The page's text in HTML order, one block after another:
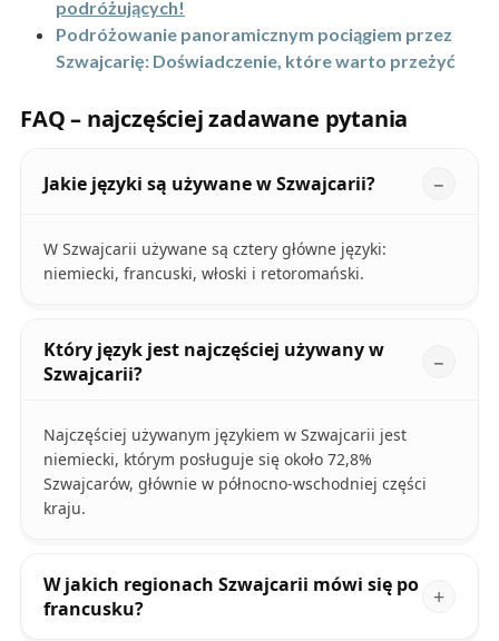
podróżujących!
Podróżowanie panoramicznym pociągiem przez
Szwajcarię: Doświadczenie, które warto przeżyć
FAQ – najczęściej zadawane pytania
Jakie języki są używane w Szwajcarii?
W Szwajcarii używane są cztery główne języki:
niemiecki, francuski, włoski i retoromański.
Który język jest najczęściej używany w
Szwajcarii?
Najczęściej używanym językiem w Szwajcarii jest
niemiecki, którym posługuje się około 72,8%
Szwajcarów, głównie w północno-wschodniej części
kraju.
W jakich regionach Szwajcarii mówi się po
francusku?